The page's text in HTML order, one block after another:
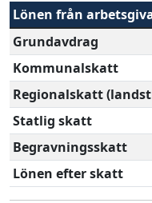
Lönen från
Grundavdrag
Kommunalskatt
Regionalskatt
Statlig skatt
Begravningsskatt
Lönen efter skatt